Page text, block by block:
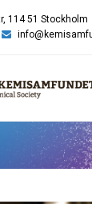
114 51 Stockholm